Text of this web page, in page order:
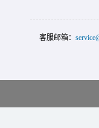
客服邮箱：